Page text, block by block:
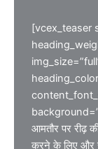
[vcex_teaser
आमतौर पर रीढ़
करने के लिए और